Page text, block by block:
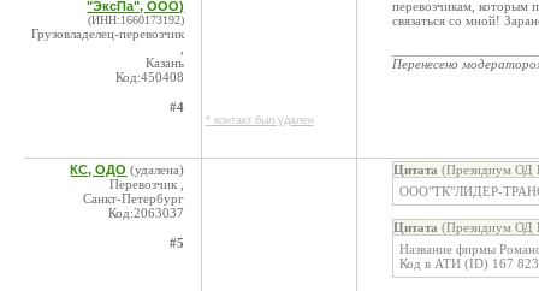
"ЭксПа", ООО)
(ИНН:1660173192)
Грузовладелец-перевозчик
Казань
Код:450408
#4
* контакт был удален
перевозчикам, которым
связаться со мной!
Перенесено
КС, ОДО (удалена)
Перевозчик ,
Санкт-Петербург
Код:2063037
#5
Цитата (Президиум ОД
ООО"ТК"ЛИДЕР-
Цитата (Президиум ОД
Название фирмы
Код в АТИ (ID) 167 823